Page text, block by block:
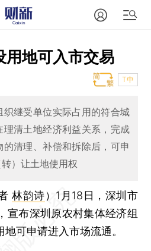
用地可入市交易
T中
继受单位实际占用的符合城
清土地经济利益关系，完成
清理、补偿和拆除后，可申
）让土地使用权
林韵诗） 1月18日，深圳市
宣布深圳原农村集体经济组
可申请进入市场流通。